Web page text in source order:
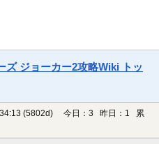
ズ ジョーカー2攻略Wiki トッ
(5802d)
今日：3 昨日：1 累